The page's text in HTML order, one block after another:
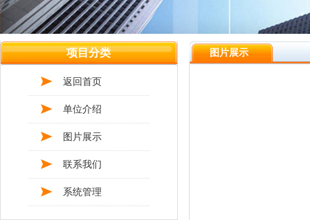
项目分类
返回首页
单位介绍
图片展示
联系我们
系统管理
图片展示